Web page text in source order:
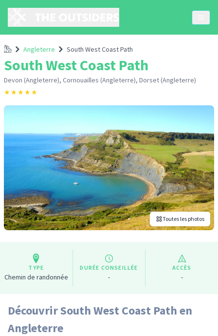
AccueilAngleterre South West Coast Path
South West Coast Path
Devon (Angleterre), Cornouailles (Angleterre), Dorset (Angleterre)
★★★★★
Toutes les photos
TYPE
Chemin de randonnée
DURÉE CONSEILLÉE
-
ACCÈS
-
Découvrir South West Coast Path en
Angleterre